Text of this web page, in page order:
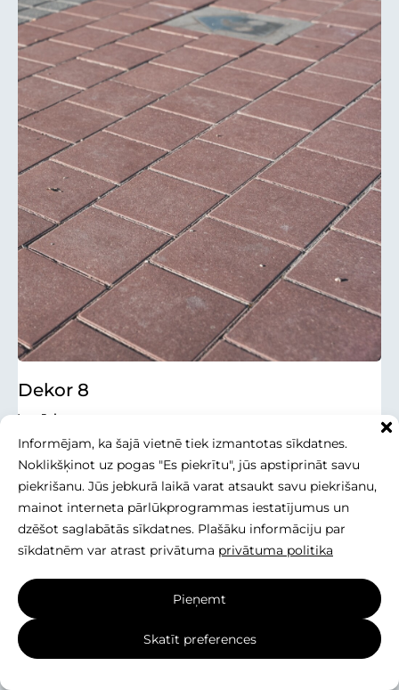
Informējam, ka šajā vietnē tiek izmantotas sīkdatnes.
Noklikšķinot uz pogas "Es piekrītu", jūs apstiprināt savu
piekrišanu. Jūs jebkurā laikā varat atsaukt savu piekrišanu,
mainot interneta pārlūkprogrammas iestatījumus un
dzēšot saglabātās sīkdatnes. Plašāku informāciju par
sīkdatnēm var atrast privātuma privātuma politika
Pieņemt
Skatīt preferences
Dekor 8
Izmēri
150x150x80 mm
Dekor 8
Vēl viens duets, taču ar dažādiem izmēriem, Dekor 8
un
Dekor 8 Plus,
ir ideāli produkti jūsu projektiem.
Abiem ...